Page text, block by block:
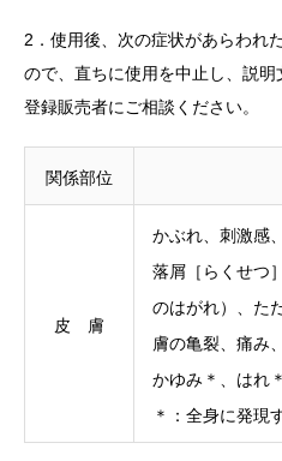
2．使用後、次の症状があらわれ
ので、直ちに使用を中止し、説
登録販売者にご相談ください。
関係部位
皮 膚
かぶれ、刺激感
落屑［らくせつ
のはがれ）、た
膚の亀裂、痛み
かゆみ＊、はれ
＊：全身に発現